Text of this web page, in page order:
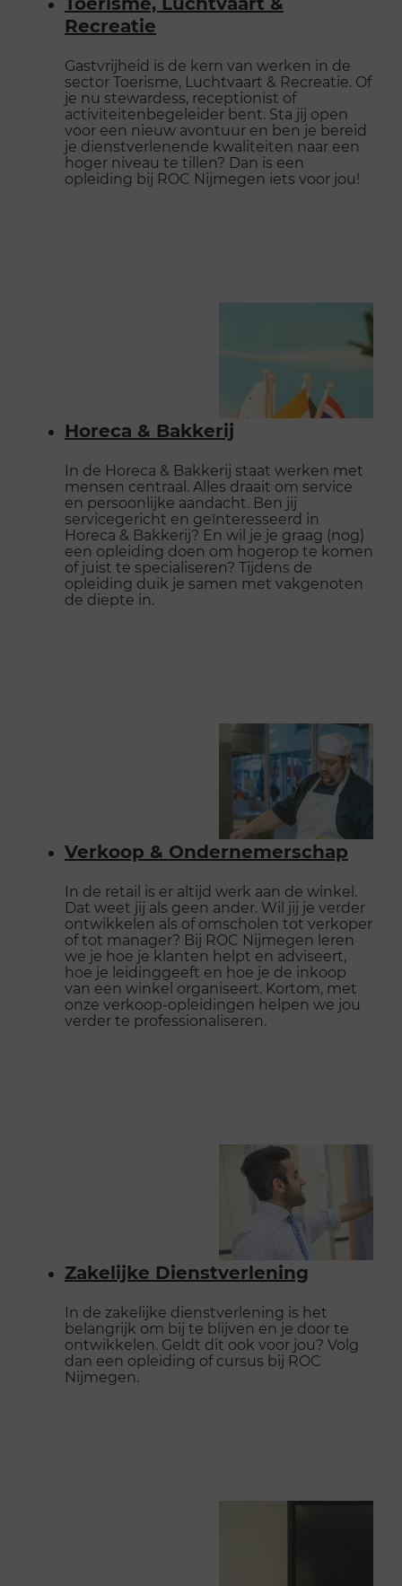
Recreatie
Gastvrijheid is de kern van werken in de
sector Toerisme, Luchtvaart & Recreatie. Of
je nu stewardess, receptionist of
activiteitenbegeleider bent. Sta jij open
voor een nieuw avontuur en ben je bereid
je dienstverlenende kwaliteiten naar een
hoger niveau te tillen? Dan is een
opleiding bij ROC Nijmegen iets voor jou!
Horeca & Bakkerij
In de Horeca & Bakkerij staat werken met
mensen centraal. Alles draait om service
en persoonlijke aandacht. Ben jij
servicegericht en geïnteresseerd in
Horeca & Bakkerij? En wil je je graag (nog)
een opleiding doen om hogerop te komen
of juist te specialiseren? Tijdens de
opleiding duik je samen met vakgenoten
de diepte in.
Verkoop & Ondernemerschap
In de retail is er altijd werk aan de winkel.
Dat weet jij als geen ander. Wil jij je verder
ontwikkelen als of omscholen tot verkoper
of tot manager? Bij ROC Nijmegen leren
we je hoe je klanten helpt en adviseert,
hoe je leidinggeeft en hoe je de inkoop
van een winkel organiseert. Kortom, met
onze verkoop-opleidingen helpen we jou
verder te professionaliseren.
Zakelijke Dienstverlening
In de zakelijke dienstverlening is het
belangrijk om bij te blijven en je door te
ontwikkelen. Geldt dit ook voor jou? Volg
dan een opleiding of cursus bij ROC
Nijmegen.